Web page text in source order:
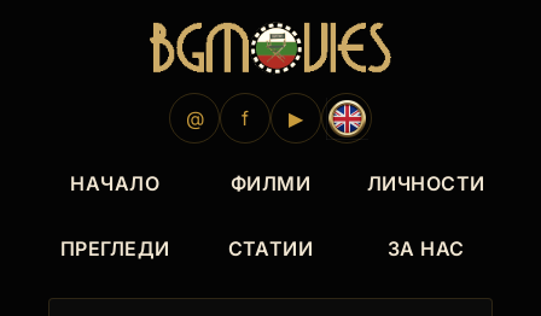
@ f ▶
НАЧАЛО ФИЛМИ ЛИЧНОСТИ
ПРЕГЛЕДИ СТАТИИ ЗА НАС